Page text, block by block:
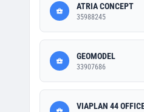
ATRIA CONCEPT
35988245
GEOMODEL
33907686
VIAPLAN 44